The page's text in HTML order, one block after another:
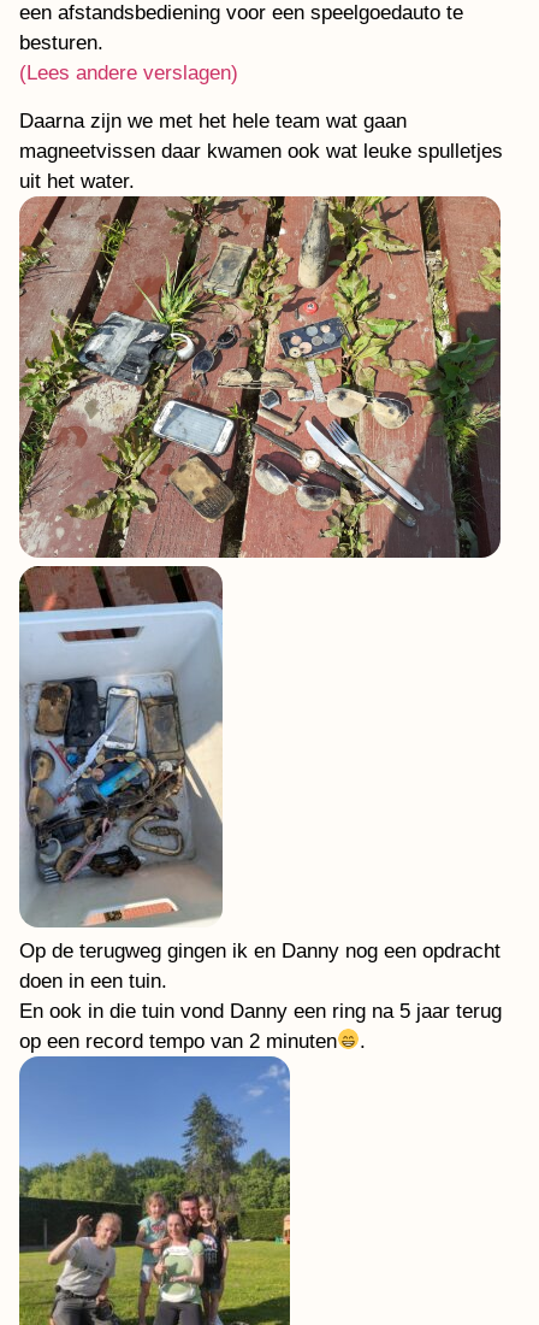
een afstandsbediening voor een speelgoedauto te
besturen.
(Lees andere verslagen)
Daarna zijn we met het hele team wat gaan
magneetvissen daar kwamen ook wat leuke spulletjes
uit het water.
Op de terugweg gingen ik en Danny nog een opdracht
doen in een tuin.
En ook in die tuin vond Danny een ring na 5 jaar terug
op een record tempo van 2 minuten
.